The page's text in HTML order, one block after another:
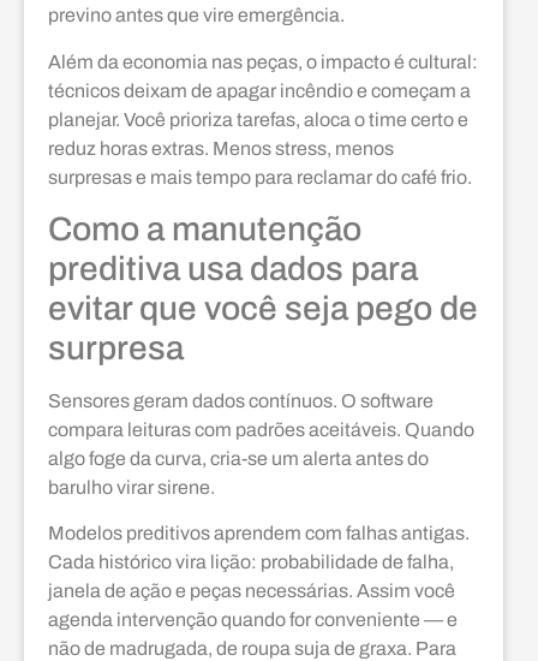
previno antes que vire emergência.
Além da economia nas peças, o impacto é cultural:
técnicos deixam de apagar incêndio e começam a
planejar. Você prioriza tarefas, aloca o time certo e
reduz horas extras. Menos stress, menos
surpresas e mais tempo para reclamar do café frio.
Como a manutenção
preditiva usa dados para
evitar que você seja pego de
surpresa
Sensores geram dados contínuos. O software
compara leituras com padrões aceitáveis. Quando
algo foge da curva, cria-se um alerta antes do
barulho virar sirene.
Modelos preditivos aprendem com falhas antigas.
Cada histórico vira lição: probabilidade de falha,
janela de ação e peças necessárias. Assim você
agenda intervenção quando for conveniente — e
não de madrugada, de roupa suja de graxa. Para